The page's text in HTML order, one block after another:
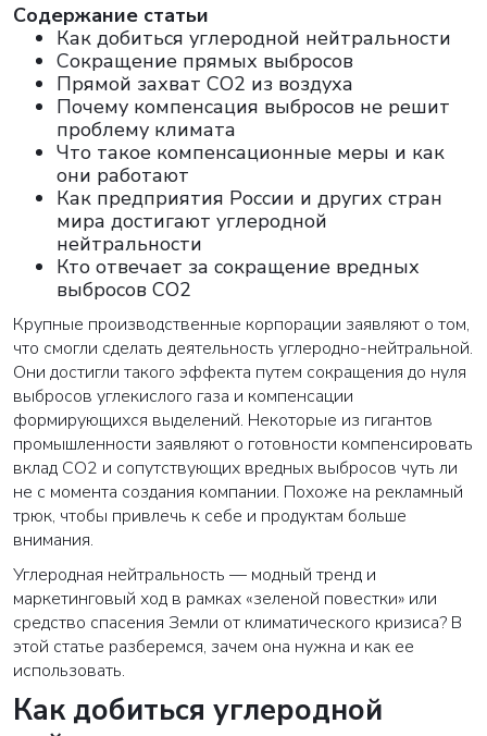
Cодержание статьи
Как добиться углеродной нейтральности
Сокращение прямых выбросов
Прямой захват CO2 из воздуха
Почему компенсация выбросов не решит
проблему климата
Что такое компенсационные меры и как
они работают
Как предприятия России и других стран
мира достигают углеродной
нейтральности
Кто отвечает за сокращение вредных
выбросов CO2
Крупные производственные корпорации заявляют о том,
что смогли сделать деятельность углеродно-нейтральной.
Они достигли такого эффекта путем сокращения до нуля
выбросов углекислого газа и компенсации
формирующихся выделений. Некоторые из гигантов
промышленности заявляют о готовности компенсировать
вклад СО2 и сопутствующих вредных выбросов чуть ли
не с момента создания компании. Похоже на рекламный
трюк, чтобы привлечь к себе и продуктам больше
внимания.
Углеродная нейтральность — модный тренд и
маркетинговый ход в рамках «зеленой повестки» или
средство спасения Земли от климатического кризиса? В
этой статье разберемся, зачем она нужна и как ее
использовать.
Как добиться углеродной